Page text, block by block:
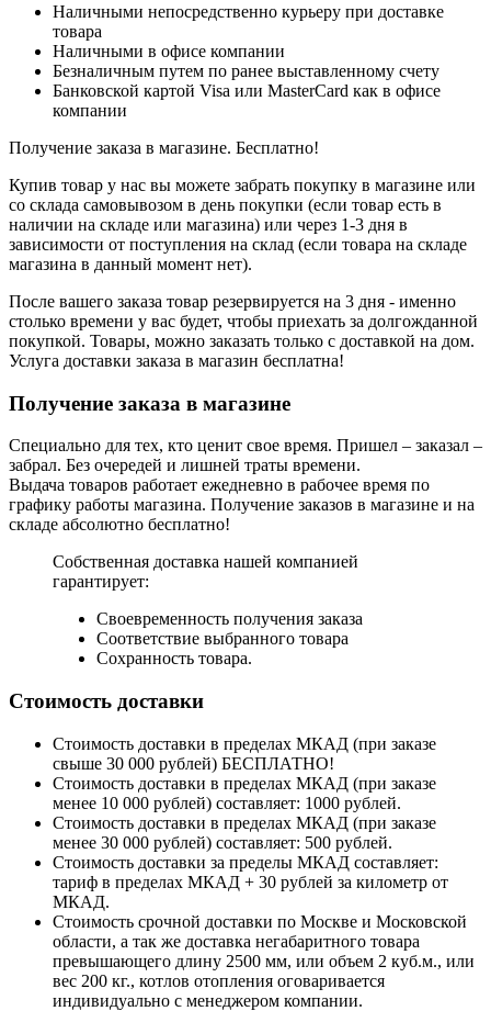
Наличными непосредственно курьеру при доставке
товара
Наличными в офисе компании
Безналичным путем по ранее выставленному счету
Банковской картой Visa или MasterCard как в офисе
компании
Получение заказа в магазине. Бесплатно!
Купив товар у нас вы можете забрать покупку в магазине или
со склада самовывозом в день покупки (если товар есть в
наличии на складе или магазина) или через 1-3 дня в
зависимости от поступления на склад (если товара на складе
магазина в данный момент нет).
После вашего заказа товар резервируется на 3 дня - именно
столько времени у вас будет, чтобы приехать за долгожданной
покупкой. Товары, можно заказать только с доставкой на дом.
Услуга доставки заказа в магазин бесплатна!
Получение заказа в магазине
Специально для тех, кто ценит свое время. Пришел – заказал –
забрал. Без очередей и лишней траты времени.
Выдача товаров работает ежедневно в рабочее время по
графику работы магазина. Получение заказов в магазине и на
складе абсолютно бесплатно!
Собственная доставка нашей компанией
гарантирует:
Своевременность получения заказа
Соответствие выбранного товара
Сохранность товара.
Стоимость доставки
Стоимость доставки в пределах МКАД (при заказе
свыше 30 000 рублей) БЕСПЛАТНО!
Стоимость доставки в пределах МКАД (при заказе
менее 10 000 рублей) составляет: 1000 рублей.
Стоимость доставки в пределах МКАД (при заказе
менее 30 000 рублей) составляет: 500 рублей.
Стоимость доставки за пределы МКАД составляет:
тариф в пределах МКАД + 30 рублей за километр от
МКАД.
Стоимость срочной доставки по Москве и Московской
области, а так же доставка негабаритного товара
превышающего длину 2500 мм, или объем 2 куб.м., или
вес 200 кг., котлов отопления оговаривается
индивидуально с менеджером компании.